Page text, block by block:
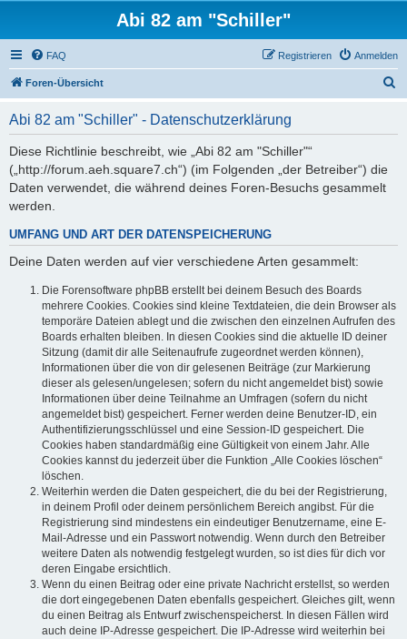
Abi 82 am "Schiller"
FAQ Anmelden
Registrieren
Foren-Übersicht
Abi 82 am "Schiller" - Datenschutzerklärung
Diese Richtlinie beschreibt, wie „Abi 82 am "Schiller"“
(„http://forum.aeh.square7.ch“) (im Folgenden „der Betreiber“) die
Daten verwendet, die während deines Foren-Besuchs gesammelt
werden.
UMFANG UND ART DER DATENSPEICHERUNG
Deine Daten werden auf vier verschiedene Arten gesammelt:
Die Forensoftware phpBB erstellt bei deinem Besuch des Boards
mehrere Cookies. Cookies sind kleine Textdateien, die dein Browser als
temporäre Dateien ablegt und die zwischen den einzelnen Aufrufen des
Boards erhalten bleiben. In diesen Cookies sind die aktuelle ID deiner
Sitzung (damit dir alle Seitenaufrufe zugeordnet werden können),
Informationen über die von dir gelesenen Beiträge (zur Markierung
dieser als gelesen/ungelesen; sofern du nicht angemeldet bist) sowie
Informationen über deine Teilnahme an Umfragen (sofern du nicht
angemeldet bist) gespeichert. Ferner werden deine Benutzer-ID, ein
Authentifizierungsschlüssel und eine Session-ID gespeichert. Die
Cookies haben standardmäßig eine Gültigkeit von einem Jahr. Alle
Cookies kannst du jederzeit über die Funktion „Alle Cookies löschen“
löschen.
Weiterhin werden die Daten gespeichert, die du bei der Registrierung,
in deinem Profil oder deinem persönlichem Bereich angibst. Für die
Registrierung sind mindestens ein eindeutiger Benutzername, eine E-
Mail-Adresse und ein Passwort notwendig. Wenn durch den Betreiber
weitere Daten als notwendig festgelegt wurden, so ist dies für dich vor
deren Eingabe ersichtlich.
Wenn du einen Beitrag oder eine private Nachricht erstellst, so werden
die dort eingegebenen Daten ebenfalls gespeichert. Gleiches gilt, wenn
du einen Beitrag als Entwurf zwischenspeicherst. In diesen Fällen wird
auch deine IP-Adresse gespeichert. Die IP-Adresse wird weiterhin bei